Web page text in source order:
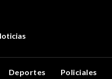
Deportes Policiales